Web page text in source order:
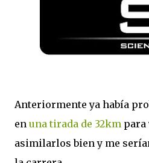
Anteriormente ya había
en una tirada de 32km para
asimilarlos bien y me